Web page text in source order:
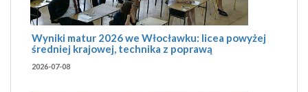
Wyniki matur 2026 we Włocławku: licea powyżej
średniej krajowej, technika z poprawą
2026-07-08